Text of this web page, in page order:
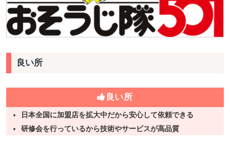
良い所
良い所
日本全国に加盟店を拡大中だから安心して依頼できる
研修会を行っているから技術やサービスが高品質